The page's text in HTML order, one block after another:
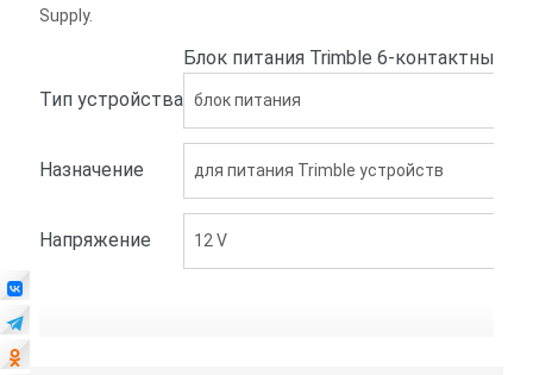
Supply.
Блок питания Trimble 6-контактный
Тип устройства блок питания
Назначение для питания Trimble устройств
Напряжение 12 V